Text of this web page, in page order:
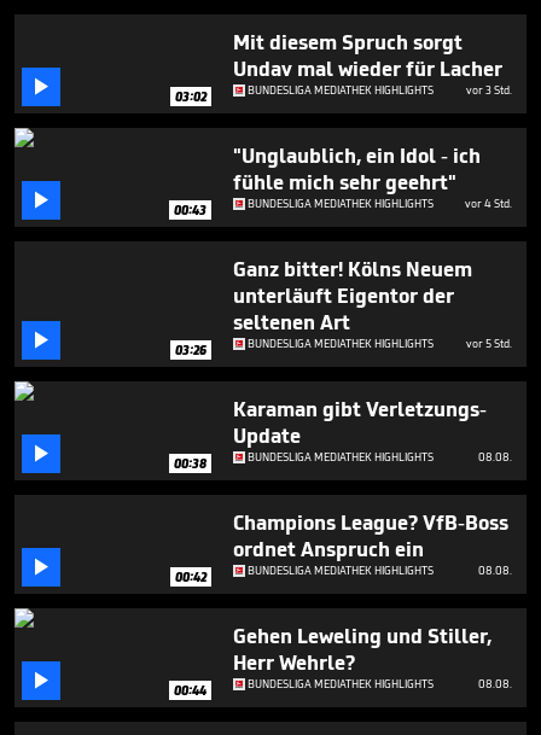
 03:02
Mit diesem Spruch sorgt
Undav mal wieder für Lacher
BUNDESLIGA MEDIATHEK HIGHLIGHTS vor 3 Std.
 00:43
"Unglaublich, ein Idol - ich
fühle mich sehr geehrt"
BUNDESLIGA MEDIATHEK HIGHLIGHTS vor 4 Std.
 03:26
Ganz bitter! Kölns Neuem
unterläuft Eigentor der
seltenen Art
BUNDESLIGA MEDIATHEK HIGHLIGHTS vor 5 Std.
 00:38
Karaman gibt Verletzungs-
Update
BUNDESLIGA MEDIATHEK HIGHLIGHTS 08.08.
 00:42
Champions League? VfB-Boss
ordnet Anspruch ein
BUNDESLIGA MEDIATHEK HIGHLIGHTS 08.08.
 00:44
Gehen Leweling und Stiller,
Herr Wehrle?
BUNDESLIGA MEDIATHEK HIGHLIGHTS 08.08.